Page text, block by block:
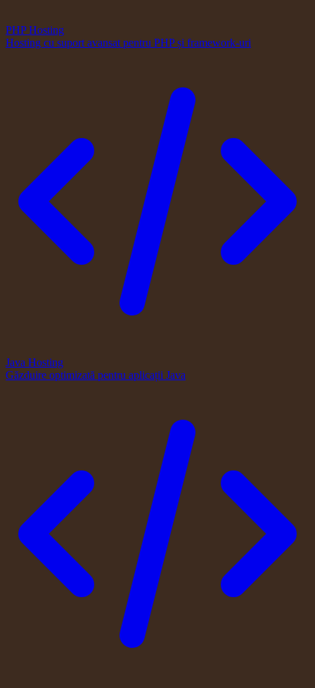
PHP Hosting
Hosting cu suport avansat pentru PHP și framework-uri
Java Hosting
Găzduire optimizată pentru aplicații Java